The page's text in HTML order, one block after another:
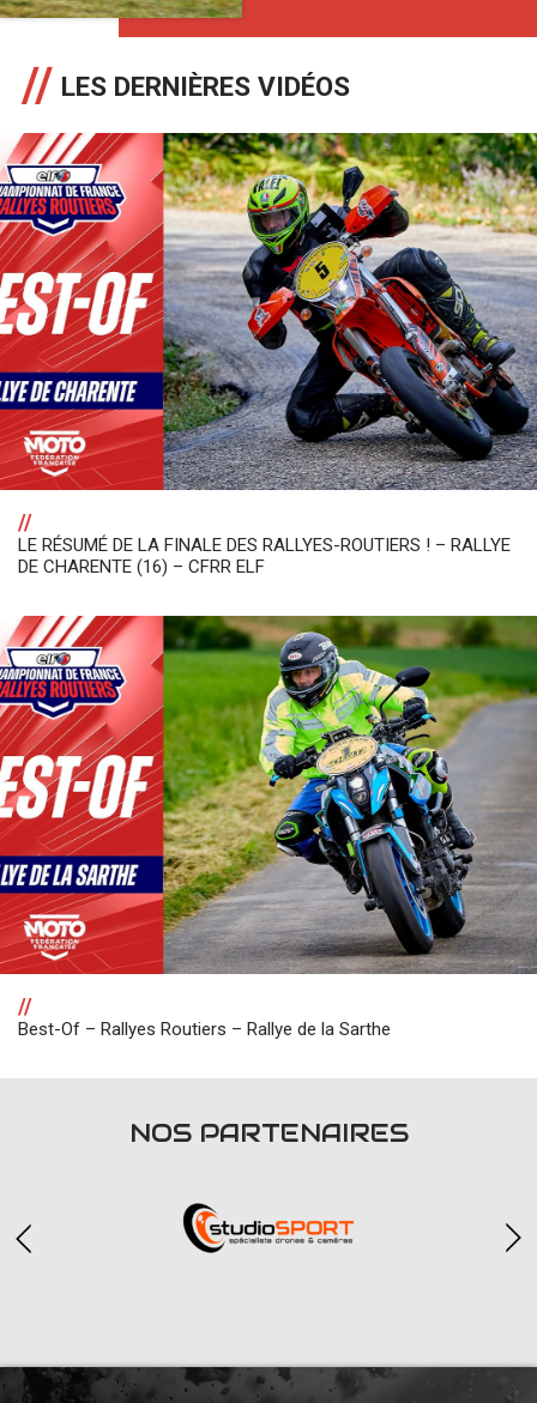
LES DERNIÈRES VIDÉOS
//
LE RÉSUMÉ DE LA FINALE DES RALLYES-ROUTIERS ! – RALLYE
DE CHARENTE (16) – CFRR ELF
//
Best-Of – Rallyes Routiers – Rallye de la Sarthe
NOS PARTENAIRES